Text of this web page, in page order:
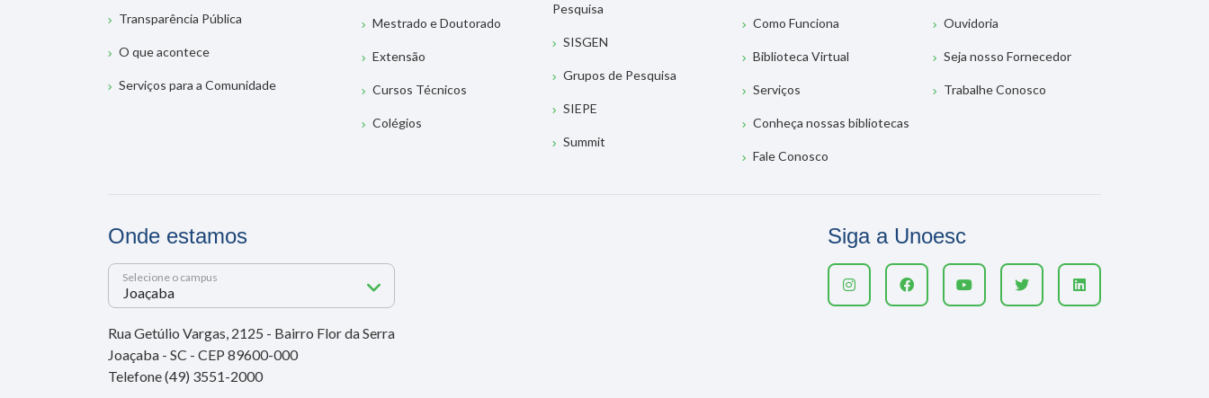
Transparência Pública
O que acontece
Serviços para a Comunidade
Mestrado e Doutorado
Extensão
Cursos Técnicos
Colégios
Pesquisa
SISGEN
Grupos de Pesquisa
SIEPE
Summit
Como Funciona
Biblioteca Virtual
Serviços
Conheça nossas bibliotecas
Fale Conosco
Ouvidoria
Seja nosso Fornecedor
Trabalhe Conosco
Onde estamos
Selecione o campus
Rua Getúlio Vargas, 2125 - Bairro Flor da Serra
Joaçaba - SC - CEP 89600-000
Telefone (49) 3551-2000
Siga a Unoesc